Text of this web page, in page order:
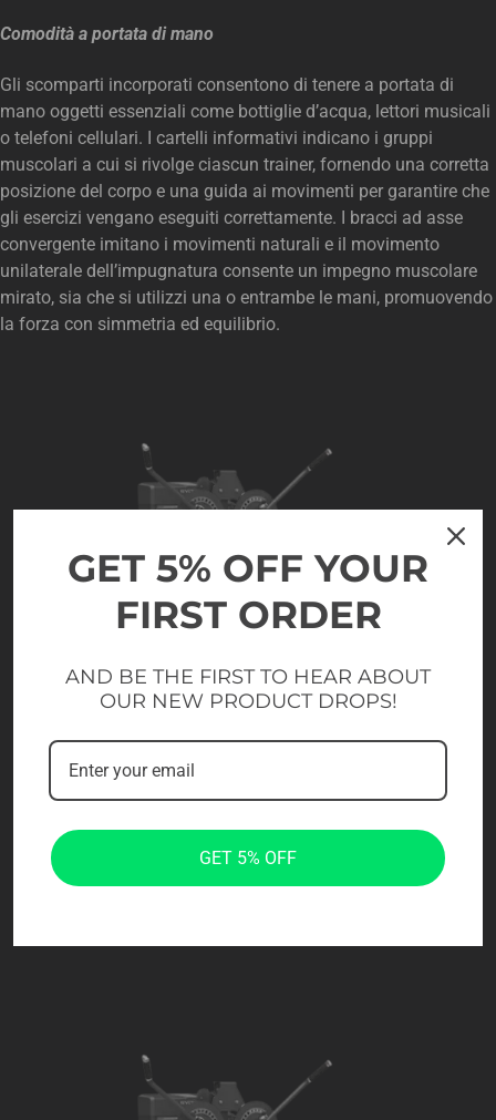
Comodità a portata di mano
Gli scomparti incorporati consentono di tenere a portata di
mano oggetti essenziali come bottiglie d’acqua, lettori musicali
o telefoni cellulari. I cartelli informativi indicano i gruppi
muscolari a cui si rivolge ciascun trainer, fornendo una corretta
posizione del corpo e una guida ai movimenti per garantire che
gli esercizi vengano eseguiti correttamente. I bracci ad asse
convergente imitano i movimenti naturali e il movimento
unilaterale dell’impugnatura consente un impegno muscolare
mirato, sia che si utilizzi una o entrambe le mani, promuovendo
la forza con simmetria ed equilibrio.
GET 5% OFF YOUR
FIRST ORDER
AND BE THE FIRST TO HEAR ABOUT
OUR NEW PRODUCT DROPS!
GET 5% OFF